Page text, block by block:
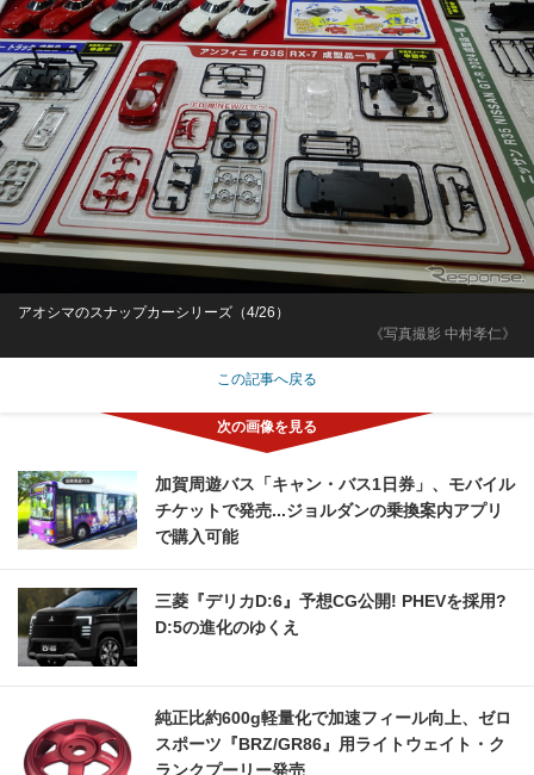
《写真撮影 中村孝仁》
アオシマのスナップカーシリーズ（4/26）
この記事へ戻る
加賀周遊バス「キャン・バス1日券」、モバイル
チケットで発売...ジョルダンの乗換案内アプリ
で購入可能
三菱『デリカD:6』予想CG公開! PHEVを採用?
D:5の進化のゆくえ
純正比約600g軽量化で加速フィール向上、ゼロ
スポーツ『BRZ/GR86』用ライトウェイト・ク
ランクプーリー発売